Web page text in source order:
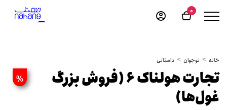
0
خانه نوجوان داستانی
%
تجارت هولناک 6 (فروش بزرگ
غول‌ها)